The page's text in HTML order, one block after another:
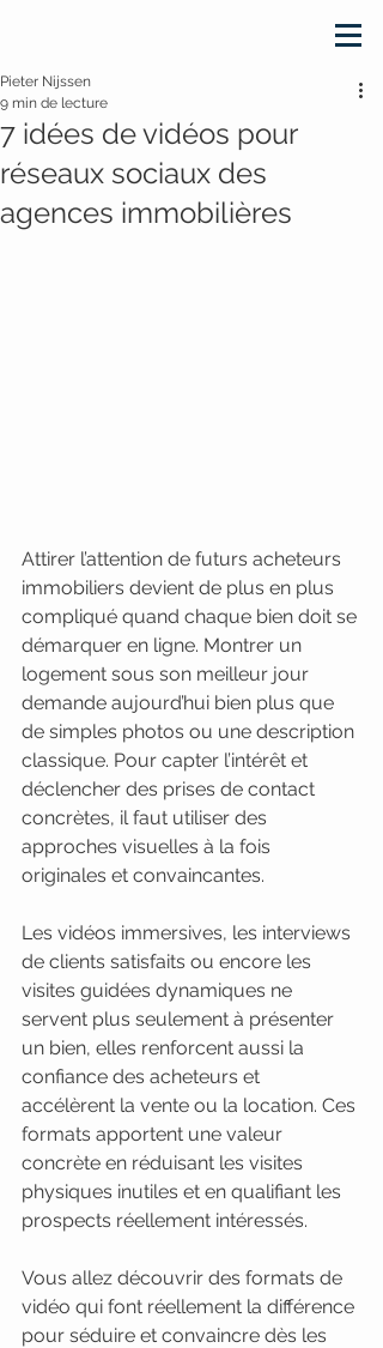
7 idées de vidéos pour
réseaux sociaux des
agences immobilières
Pieter Nijssen
9 min de lecture
Attirer l’attention de futurs acheteurs
immobiliers devient de plus en plus
compliqué quand chaque bien doit se
démarquer en ligne. Montrer un
logement sous son meilleur jour
demande aujourd’hui bien plus que
de simples photos ou une description
classique. Pour capter l’intérêt et
déclencher des prises de contact
concrètes, il faut utiliser des
approches visuelles à la fois
originales et convaincantes.
Les vidéos immersives, les interviews
de clients satisfaits ou encore les
visites guidées dynamiques ne
servent plus seulement à présenter
un bien, elles renforcent aussi la
confiance des acheteurs et
accélèrent la vente ou la location. Ces
formats apportent une valeur
concrète en réduisant les visites
physiques inutiles et en qualifiant les
prospects réellement intéressés.
Vous allez découvrir des formats de
vidéo qui font réellement la différence
pour séduire et convaincre dès les